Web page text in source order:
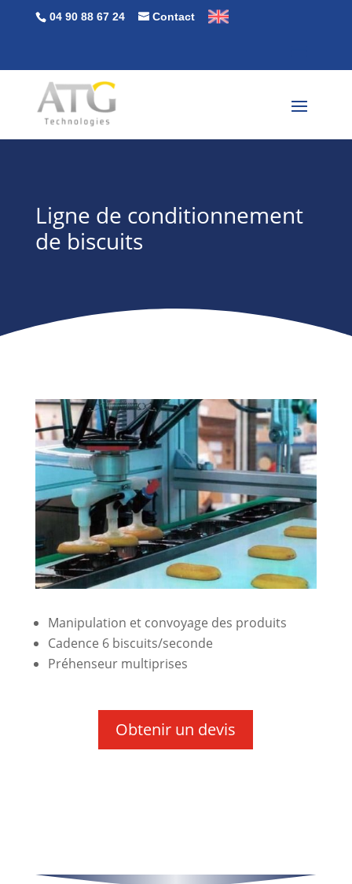
04 90 88 67 24 Contact
Ligne de conditionnement
de biscuits
Manipulation et convoyage des produits
Cadence 6 biscuits/seconde
Préhenseur multiprises
Obtenir un devis